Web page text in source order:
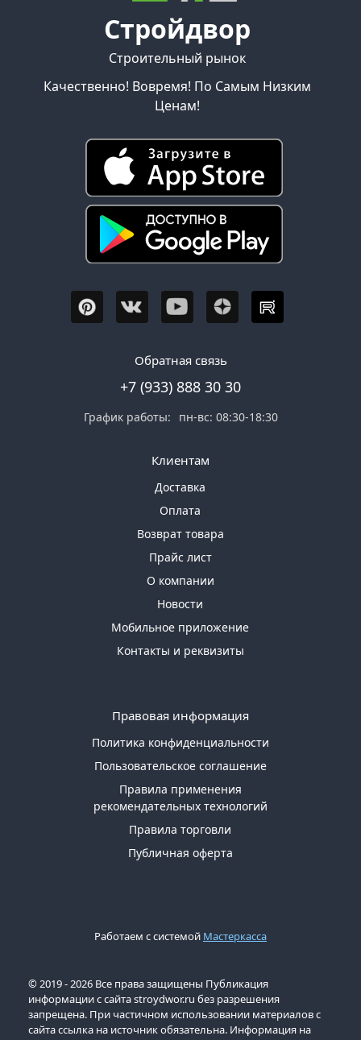
Стройдвор
Строительный рынок
Качественно! Вовремя! По Самым Низким
Ценам!
Обратная связь
+7 (933) 888 30 30
График работы: пн-вс: 08:30-18:30
Клиентам
Доставка
Оплата
Возврат товара
Прайс лист
О компании
Новости
Мобильное приложение
Контакты и реквизиты
Правовая информация
Политика конфиденциальности
Пользовательское соглашение
Правила применения
рекомендательных технологий
Правила торговли
Публичная оферта
Работаем с системой Мастеркасса
© 2019 - 2026 Все права защищены Публикация
информации с сайта stroydwor.ru без разрешения
запрещена. При частичном использовании материалов с
сайта ссылка на источник обязательна. Информация на